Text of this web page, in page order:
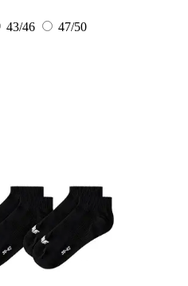
43/46
47/50